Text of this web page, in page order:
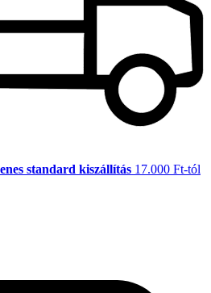
standard kiszállítás 17.000 Ft-tól